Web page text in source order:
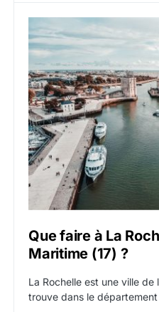
Que faire à La
Maritime (17) ?
La Rochelle est une ville de
trouve dans le